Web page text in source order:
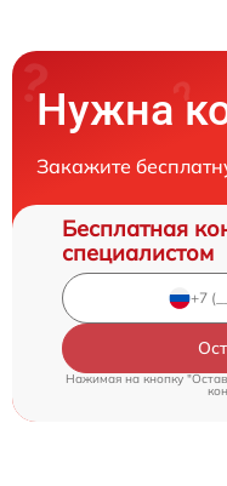
Нужна
Закажите
Бесплатная
специалистом
Нажимая на кнопку